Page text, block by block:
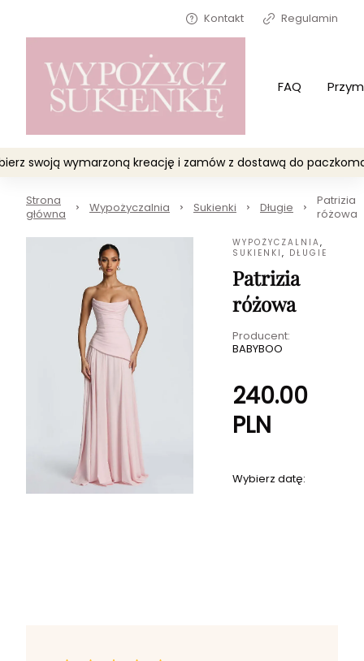
Kontakt Regulamin
FAQ
swoją wymarzoną kreację i zamów z dostawą do
Strona
główna
Wypożyczalnia Sukienki Długie
Patrizia
różowa
WYPOŻYCZALNIA,
SUKIENKI, DŁUGIE
Patrizia
różowa
Producent:
BABYBOO
240.00
PLN
Wybierz datę: